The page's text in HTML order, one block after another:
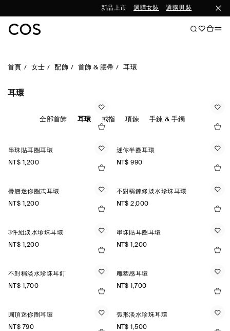
新品上市 選購女裝 選購男裝
首頁 女士 配飾 首飾 & 腰帶 耳環
耳環
全部首飾 耳環 戒指 項鍊 手鍊 & 手鐲
串珠貼耳圈耳環
NT$ 1,200
迷你半圈耳環
NT$ 990
疊層迷你圈式耳環
NT$ 1,200
不對稱鍊條淡水珍珠耳環
NT$ 2,000
3件組淡水珍珠耳環
NT$ 1,200
串珠貼耳圈耳環
NT$ 1,200
不對稱淡水珍珠耳釘
NT$ 1,700
雕塑感耳環
NT$ 1,700
圓頂迷你圈耳環
NT$ 790
弧形淡水珍珠耳環
NT$ 1,500